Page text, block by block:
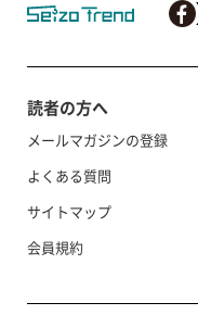
読者の方へ
メールマガジンの登録
よくある質問
サイトマップ
会員規約